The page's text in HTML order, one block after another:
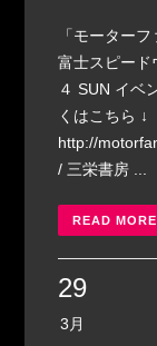
「モーター
富士スピード
４ SUN イベ
くはこち
http://
/ 三栄書房 ...
READ MORE
29
3月